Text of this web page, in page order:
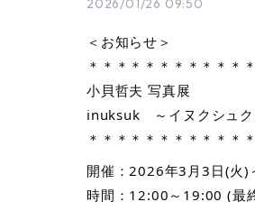
2026/01/26 09:50
＜お知らせ＞
＊＊＊＊＊＊＊＊＊＊＊
小貝哲夫 写真展
inuksuk ～イヌクシュク
＊＊＊＊＊＊＊＊＊＊＊
開催：2026年3月3日(火)
時間：12:00～19:00 (最